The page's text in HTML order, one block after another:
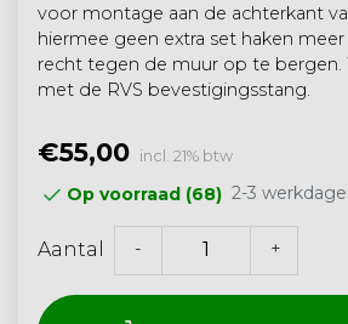
voor montage aan de achterkant
hiermee geen extra set haken
recht tegen de muur op te bergen.
met de RVS bevestigingsstang.
€55,00 incl. 21% btw
Op voorraad (68) 2-3
Aantal - +